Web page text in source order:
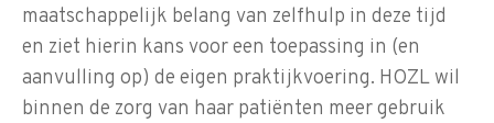
maatschappelijk belang van zelfhulp in deze tijd
en ziet hierin kans voor een toepassing in (en
aanvulling op) de eigen praktijkvoering. HOZL wil
binnen de zorg van haar patiënten meer gebruik